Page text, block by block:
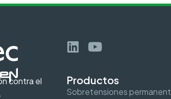
contra el
Productos
Sobretensiones